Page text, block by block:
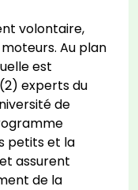
volontaire,
Au plan
est
experts du
de
petits et la
assurent
de la